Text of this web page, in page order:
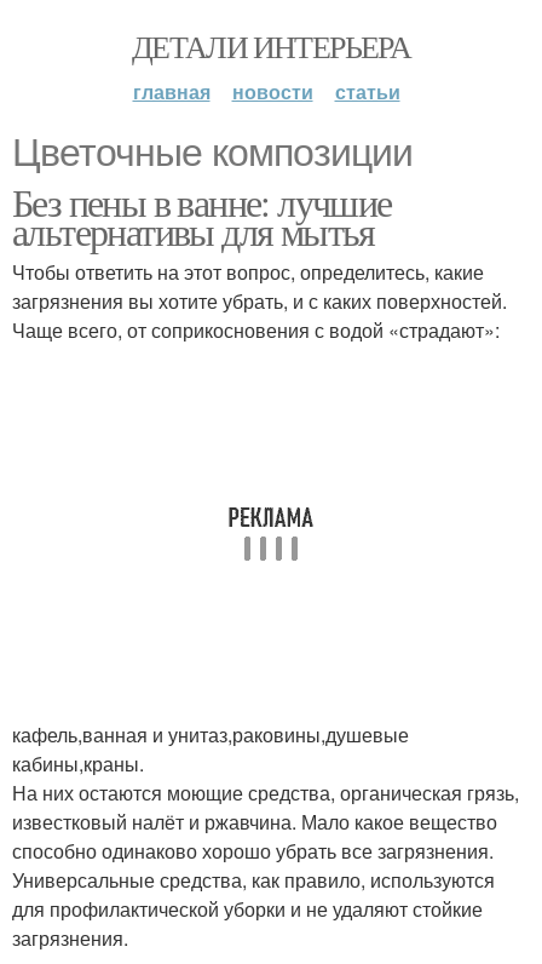
ДЕТАЛИ ИНТЕРЬЕРА
главная новости статьи
Цветочные композиции
Без пены в ванне: лучшие
альтернативы для мытья
Чтобы ответить на этот вопрос, определитесь, какие
загрязнения вы хотите убрать, и с каких поверхностей.
Чаще всего, от соприкосновения с водой «страдают»:
кафель,ванная и унитаз,раковины,душевые
кабины,краны.
На них остаются моющие средства, органическая грязь,
известковый налёт и ржавчина. Мало какое вещество
способно одинаково хорошо убрать все загрязнения.
Универсальные средства, как правило, используются
для профилактической уборки и не удаляют стойкие
загрязнения.